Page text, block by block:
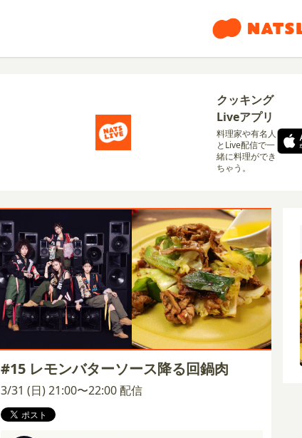
クッキング
Liveアプリ
料理家や有名人
とLive配信で一
緒に料理ができ
ちゃう。
#15 レモンバターソース降る回鍋肉
3/31 (日) 21:00〜22:00 配信